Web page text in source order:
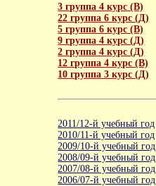
3 группа 4 курс (В)
22 группа 6 курс (Д)
5 группа 6 курс (В)
9 группа 4 курс (Д)
2 группа 4 курс (Д)
12 группа 4 курс (В)
10 группа 3 курс (Д)
2011/12-й учебный год
2010/11-й учебный год
2009/10-й учебный год
2008/09-й учебный год
2007/08-й учебный год
2006/07-й учебный год